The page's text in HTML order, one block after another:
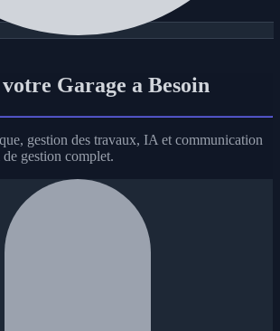
Garage a Besoin
gestion des travaux, IA et communication
gestion complet.